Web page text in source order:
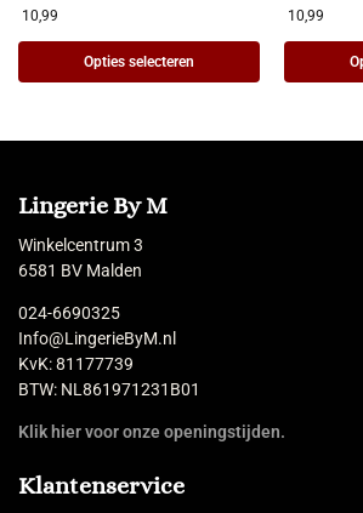
10,99
Opties selecteren
10,99
Lingerie By M
Winkelcentrum 3
6581 BV Malden
024-6690325
Info@LingerieByM.nl
KvK: 81177739
BTW: NL861971231B01
Klik hier voor onze openingstijden.
Klantenservice